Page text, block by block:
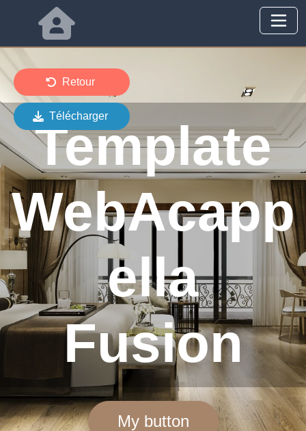
Retour
Télécharger
Template
WebAcapp
ella
Fusion
My button